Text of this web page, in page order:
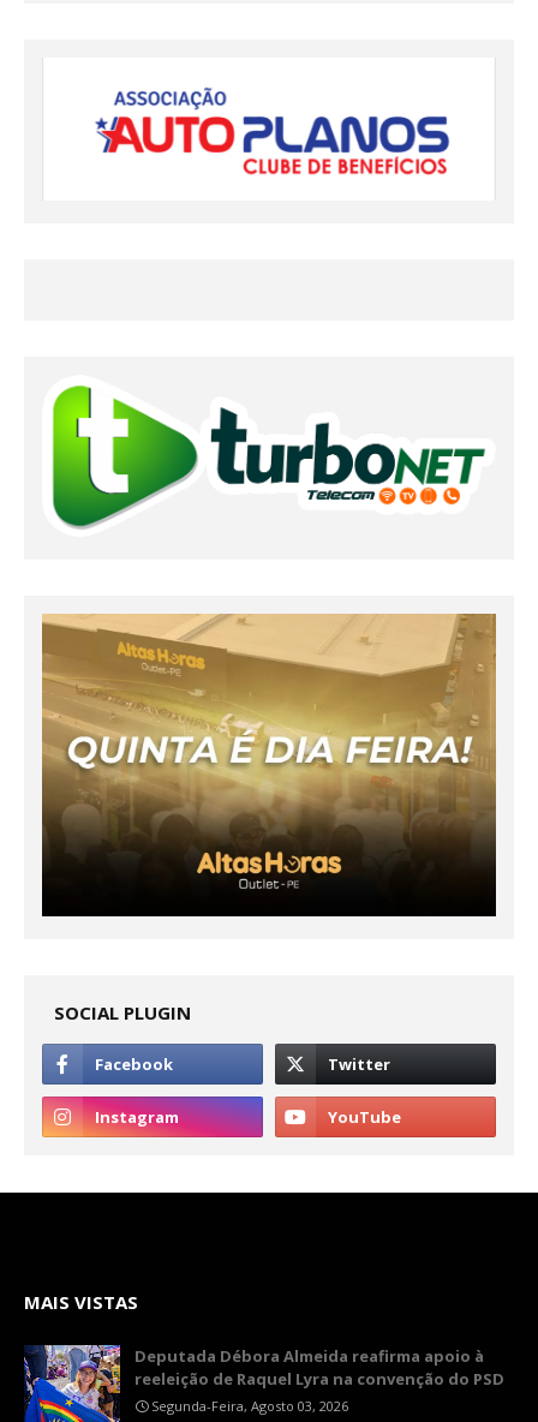
SOCIAL PLUGIN
MAIS VISTAS
Deputada Débora Almeida reafirma apoio à
reeleição de Raquel Lyra na convenção do PSD
Segunda-Feira, Agosto 03, 2026